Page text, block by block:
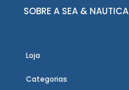
SOBRE A SEA & NAUTICA
Loja
Categorias